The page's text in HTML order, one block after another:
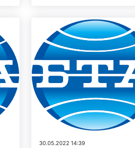
30.05.2022 14:39